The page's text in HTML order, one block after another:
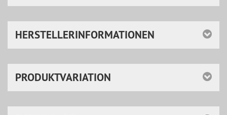
HERSTELLERINFORMATIONEN
PRODUKTVARIATION